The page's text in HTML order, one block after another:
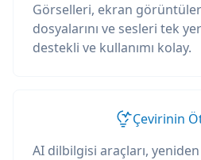
Görselleri, ekran
dosyalarını ve sesleri tek
destekli ve kullanımı kolay.
Çevirinin
AI dilbilgisi araçları,